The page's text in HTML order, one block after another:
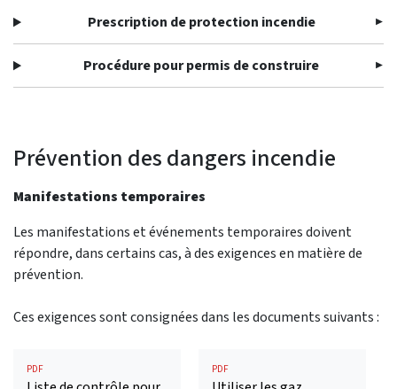
Prescription de protection incendie
Procédure pour permis de construire
Prévention des dangers incendie
Manifestations temporaires
Les manifestations et événements temporaires doivent
répondre, dans certains cas, à des exigences en matière de
prévention.
Ces exigences sont consignées dans les documents suivants :
PDF PDF